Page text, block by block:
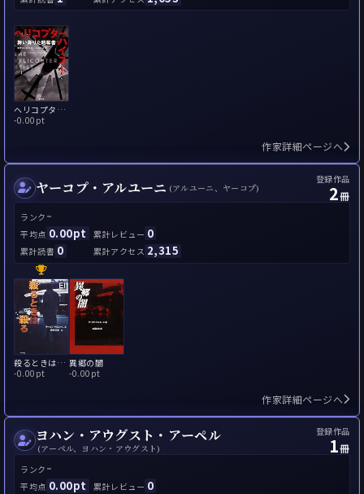
ヘリコプター・ハイスト 舞い降りた略奪者
-0.00pt
作家詳細ページへ
ヤーコプ・アルユーニ (アルユーニ、ヤーコプ)
登録作品
2冊
ランク -
平均点 0.00pt 累計レビュー 0
累計読書 0 累計アクセス 2,315
殺るときは殺る
-0.00pt
異郷の闇
-0.00pt
作家詳細ページへ
ヨハン・アウグスト・アーペル
(アーペル、ヨハン・アウグスト)
登録作品
1冊
ランク -
平均点 0.00pt 累計レビュー 0